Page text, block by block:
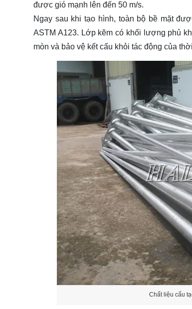
được gió mạnh lên đến 50 m/s.
Ngay sau khi tạo hình, toàn bộ bề mặt
ASTM A123. Lớp kẽm có khối lượng phủ
mòn và bảo vệ kết cấu khỏi tác động của
Chất liệu cấu